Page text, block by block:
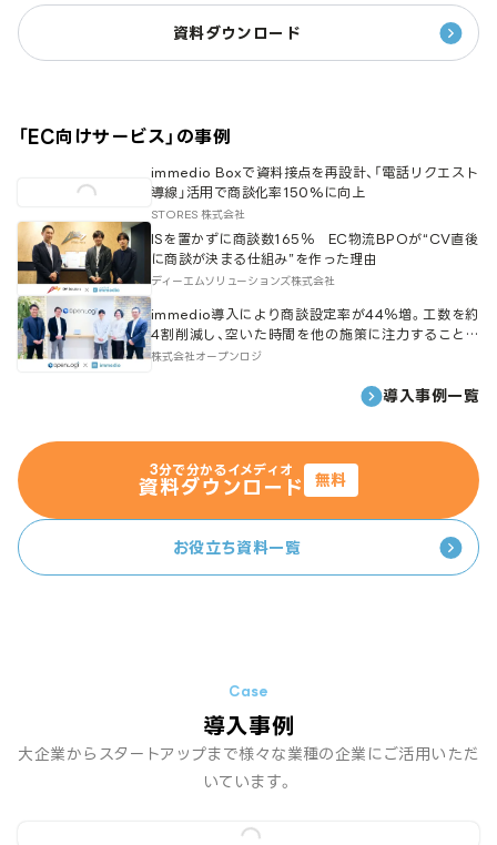
資料ダウンロード
「EC向けサービス 」の事例
immedio Boxで資料接点を再設計、「電話リクエスト
導線」活用で商談化率150%に向上
STORES 株式会社
ISを置かずに商談数165％ EC物流BPOが“CV直後
に商談が決まる仕組み”を作った理由
ディーエムソリューションズ株式会社
immedio導入により商談設定率が44％増。工数を約
4割削減し、空いた時間を他の施策に注力することで
総商談数が1.7倍増加。
株式会社オープンロジ
導入事例一覧
3分で分かるイメディオ
資料ダウンロード 無料
お役立ち資料一覧
導入事例
大企業からスタートアップまで様々な業種の企業にご活用いただ
いています。